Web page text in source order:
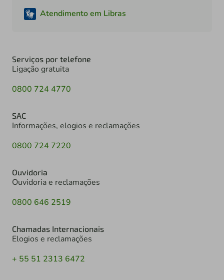
Atendimento em Libras
Serviços por telefone
Ligação gratuita
0800 724 4770
SAC
Informações, elogios e reclamações
0800 724 7220
Ouvidoria
Ouvidoria e reclamações
0800 646 2519
Chamadas Internacionais
Elogios e reclamações
+ 55 51 2313 6472